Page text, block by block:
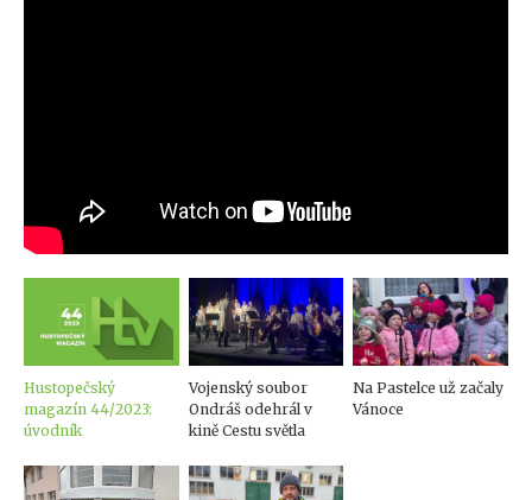
Hustopečský
magazín 44/2023:
úvodník
Vojenský soubor
Ondráš odehrál v
kině Cestu světla
Na Pastelce už začaly
Vánoce